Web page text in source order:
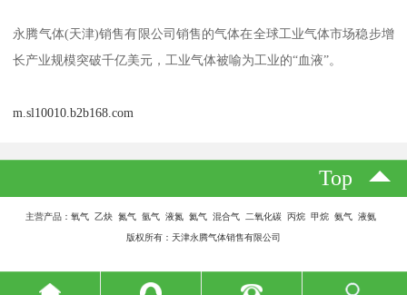
永腾气体(天津)销售有限公司销售的气体在全球工业气体市场稳步增
长产业规模突破千亿美元，工业气体被喻为工业的“血液”。
m.sl10010.b2b168.com
Top
主营产品：氧气 乙炔 氮气 氩气 液氮 氦气 混合气 二氧化碳 丙烷 甲烷 氨气 液氨
版权所有：天津永腾气体销售有限公司